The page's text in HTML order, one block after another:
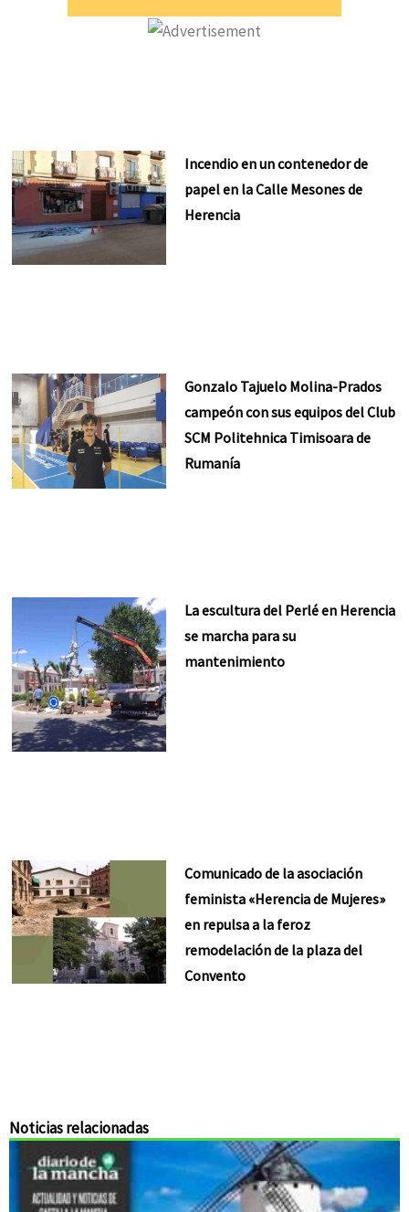
Incendio en un contenedor de
papel en la Calle Mesones de
Herencia
Gonzalo Tajuelo Molina-Prados
campeón con sus equipos del Club
SCM Politehnica Timisoara de
Rumanía
La escultura del Perlé en Herencia
se marcha para su
mantenimiento
Comunicado de la asociación
feminista «Herencia de Mujeres»
en repulsa a la feroz
remodelación de la plaza del
Convento
Noticias relacionadas